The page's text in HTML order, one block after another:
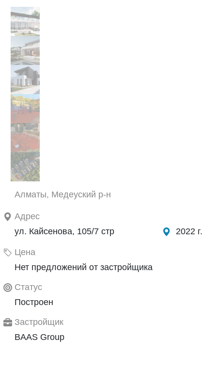
Алматы, Медеуский р-н
Адрес
ул. Кайсенова, 105/7 стр
2022 г.
Цена
Нет предложений от застройщика
Статус
Построен
Застройщик
BAAS Group